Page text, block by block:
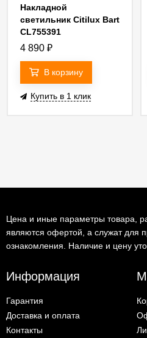
Накладной
светильник Citilux Bart
CL755391
4 890 ₽
В корзину
Купить в 1 клик
Цена и иные параметры товара,
являются офертой, а служат для
ознакомления. Наличие и цену
Информация
Гарантия
Доставка и оплата
Контакты